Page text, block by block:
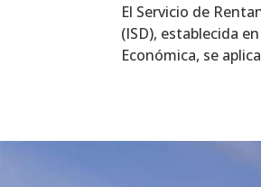
El Servicio de
(ISD), establecida
Económica, se